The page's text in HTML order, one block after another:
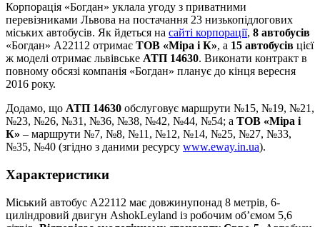
Корпорація «Богдан» уклала угоду з приватними
перевізниками Львова на постачання 23 низькопідлогових
міських автобусів. Як йдеться на сайті корпорації, 8 автобусів
«Богдан» А22112 отримає ТОВ «Міра і К», а 15 автобусів цієї
ж моделі отримає львівське АТП 14630. Виконати контракт в
повному обсязі компанія «Богдан» планує до кінця вересня
2016 року.
Додамо, що АТП 14630 обслуговує маршрути №15, №19, №21,
№23, №26, №31, №36, №38, №42, №44, №54; а ТОВ «Міра і
К» – маршрути №7, №8, №11, №12, №14, №25, №27, №33,
№35, №40 (згідно з даними ресурсу www.eway.in.ua).
Характеристики
Міський автобус А22112 має довжинупонад 8 метрів, 6-
циліндровий двигун AshokLeyland із робочим об’ємом 5,6